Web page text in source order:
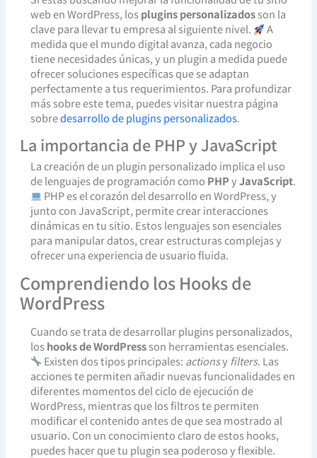
web en WordPress, losplugins personalizadosson la
clave para llevar tu empresa al siguiente nivel.
A
medida que el mundo digital avanza, cada negocio
tiene necesidades únicas, y un plugin a medida puede
ofrecer soluciones específicas que se adaptan
perfectamente a tus requerimientos. Para profundizar
más sobre este tema, puedes visitar nuestra página
sobredesarrollo de plugins personalizados.
La importancia de PHP y JavaScript
La creación de un plugin personalizado implica el uso
de lenguajes de programación como PHPyJavaScript.
PHP es el corazón del desarrollo en WordPress, y
junto con JavaScript, permite crear interacciones
dinámicas en tu sitio. Estos lenguajes son esenciales
para manipular datos, crear estructuras complejas y
ofrecer una experiencia de usuario fluida.
Comprendiendo los Hooks de
WordPress
Cuando se trata de desarrollar plugins personalizados,
loshooks de WordPressson herramientas esenciales.
Existen dos tipos principales: actionsy filters. Las
acciones te permiten añadir nuevas funcionalidades en
diferentes momentos del ciclo de ejecución de
WordPress, mientras que los filtros te permiten
modificar el contenido antes de que sea mostrado al
usuario. Con un conocimiento claro de estos hooks,
puedes hacer que tu plugin sea poderoso y flexible.